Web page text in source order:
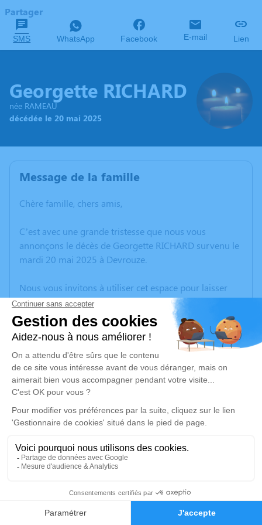
Faire-part Hommages
Partager
SMS WhatsApp Facebook E-mail Lien
Georgette RICHARD
née RAMEAU
décédée le 20 mai 2025
Message de la famille
Chère famille, chers amis,
C’est avec une grande tristesse que nous vous
annonçons le décès de Georgette RICHARD survenu le
mardi 20 mai 2025 à Devrouze.
Nous vous invitons à utiliser cet espace pour laisser
vos condoléances, partager des photos souvenirs, une
anecdote ou exprimer vos pensées à travers des
poèmes ou des textes. Cet endroit est un lieu
d'expression dédié à honorer la mémoire de Georgette
RICHARD.
Un service de plantation d’arbre hommage est
disponible ici.
Je rends hommage
Cérémonie
EGLISE DE DEVROUZE
71330 Devrouze